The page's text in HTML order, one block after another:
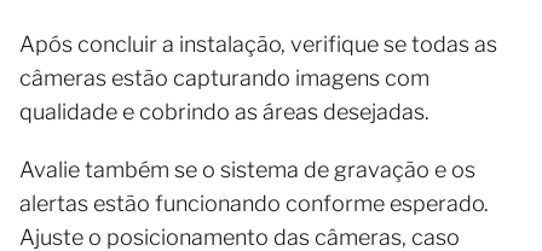
Após concluir a instalação, verifique se todas as
câmeras estão capturando imagens com
qualidade e cobrindo as áreas desejadas.
Avalie também se o sistema de gravação e os
alertas estão funcionando conforme esperado.
Ajuste o posicionamento das câmeras, caso